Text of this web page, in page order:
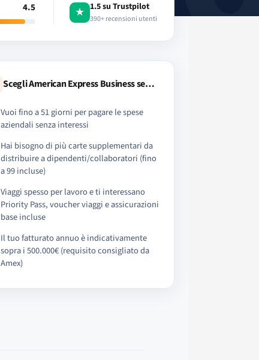
4.5 ★ 1.5 su Trustpilot
390+ recensioni utenti
Scegli American Express Business se…
Vuoi fino a 51 giorni per pagare le spese
aziendali senza interessi
Hai bisogno di più carte supplementari da
distribuire a dipendenti/collaboratori (fino
a 99 incluse)
Viaggi spesso per lavoro e ti interessano
Priority Pass, voucher viaggi e assicurazioni
base incluse
Il tuo fatturato annuo è indicativamente
sopra i 500.000€ (requisito consigliato da
Amex)